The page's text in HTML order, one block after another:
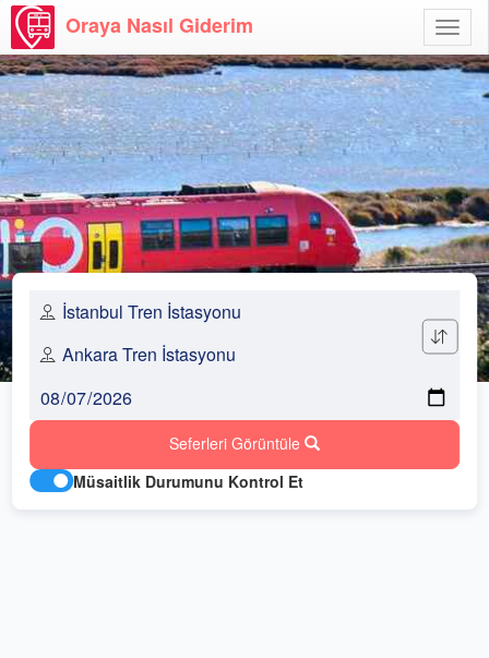
Aç
Oraya Nasıl Giderim
Seferleri Görüntüle
Müsaitlik Durumunu Kontrol Et